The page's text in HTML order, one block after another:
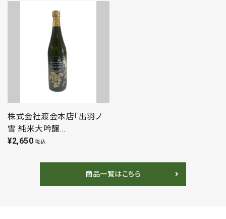
キーワード
やま 宇佐美煎餅店 個包装
株式会社渡会本店「出羽ノ
雪 純米大吟醸
YUKIMEGAMI」（720ml）日
吟醸 辛口
¥2,650 税込
商品一覧はこちら